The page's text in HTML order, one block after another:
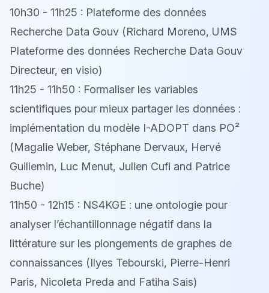
10h30 - 11h25 : Plateforme des données
Recherche Data Gouv (Richard Moreno, UMS
Plateforme des données Recherche Data Gouv
Directeur, en visio)
11h25 - 11h50 : Formaliser les variables
scientifiques pour mieux partager les données :
implémentation du modèle I-ADOPT dans PO²
(Magalie Weber, Stéphane Dervaux, Hervé
Guillemin, Luc Menut, Julien Cufi and Patrice
Buche)
11h50 - 12h15 : NS4KGE : une ontologie pour
analyser l’échantillonnage négatif dans la
littérature sur les plongements de graphes de
connaissances (Ilyes Tebourski, Pierre-Henri
Paris, Nicoleta Preda and Fatiha Sais)